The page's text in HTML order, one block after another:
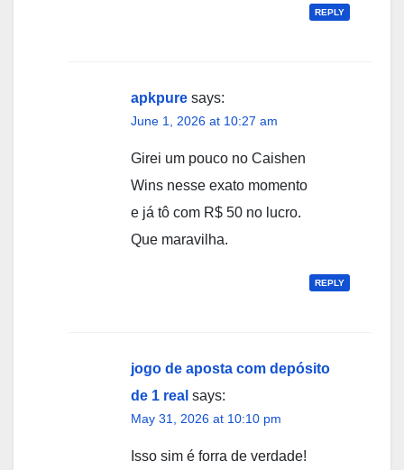
REPLY
apkpure says:
June 1, 2026 at 10:27 am
Girei um pouco no Caishen
Wins nesse exato momento
e já tô com R$ 50 no lucro.
Que maravilha.
REPLY
jogo de aposta com depósito
de 1 real says:
May 31, 2026 at 10:10 pm
Isso sim é forra de verdade!